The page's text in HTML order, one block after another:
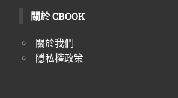
關於 CBOOK
關於我們
隱私權政策